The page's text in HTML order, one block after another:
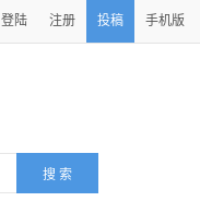
登陆 注册 投稿 手机版